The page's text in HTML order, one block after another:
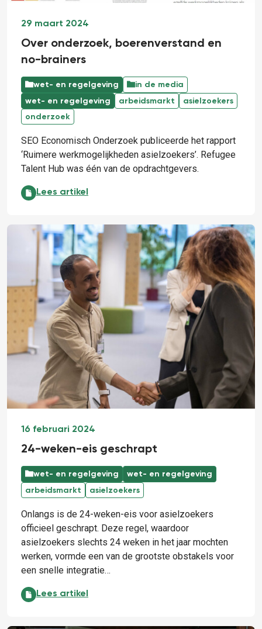
29 maart 2024
Over onderzoek, boerenverstand en
no-brainers
wet- en regelgeving
in de media
wet- en regelgeving
arbeidsmarkt
asielzoekers
onderzoek
SEO Economisch Onderzoek publiceerde het rapport
‘Ruimere werkmogelijkheden asielzoekers’. Refugee
Talent Hub was één van de opdrachtgevers.
Over onderzoek, boerenverstand en no-brainers:
Lees artikel
16 februari 2024
24-weken-eis geschrapt
wet- en regelgeving
wet- en regelgeving
arbeidsmarkt
asielzoekers
Onlangs is de 24-weken-eis voor asielzoekers
officieel geschrapt. Deze regel, waardoor
asielzoekers slechts 24 weken in het jaar mochten
werken, vormde een van de grootste obstakels voor
een snelle integratie…
24-weken-eis geschrapt:
Lees artikel